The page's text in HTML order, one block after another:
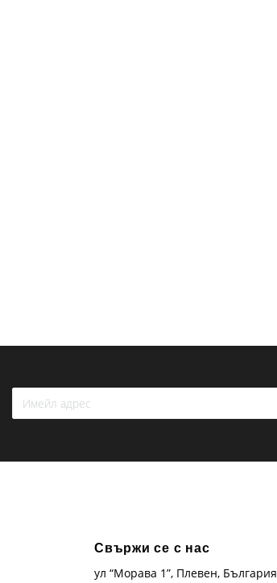
Свържи се с нас
ул “Морава 1”, Плевен, България